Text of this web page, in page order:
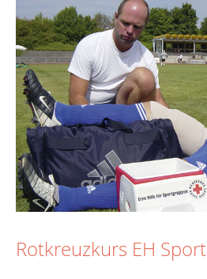
Rotkreuzkurs EH Sport